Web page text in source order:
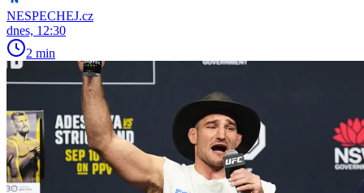
NESPECHEJ.cz
dnes, 12:30
2 min